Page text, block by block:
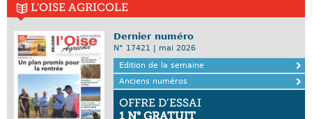
L'OISE AGRICOLE
Dernier numéro
N° 17421 | mai 2026
Edition de la semaine
Anciens numéros
OFFRE D’ESSAI
1 N° GRATUIT